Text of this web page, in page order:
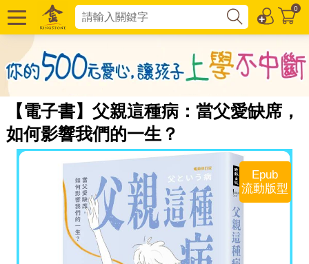
0
【電子書】父親這種病：當父愛缺席，
如何影響我們的一生？
Epub
流動版型